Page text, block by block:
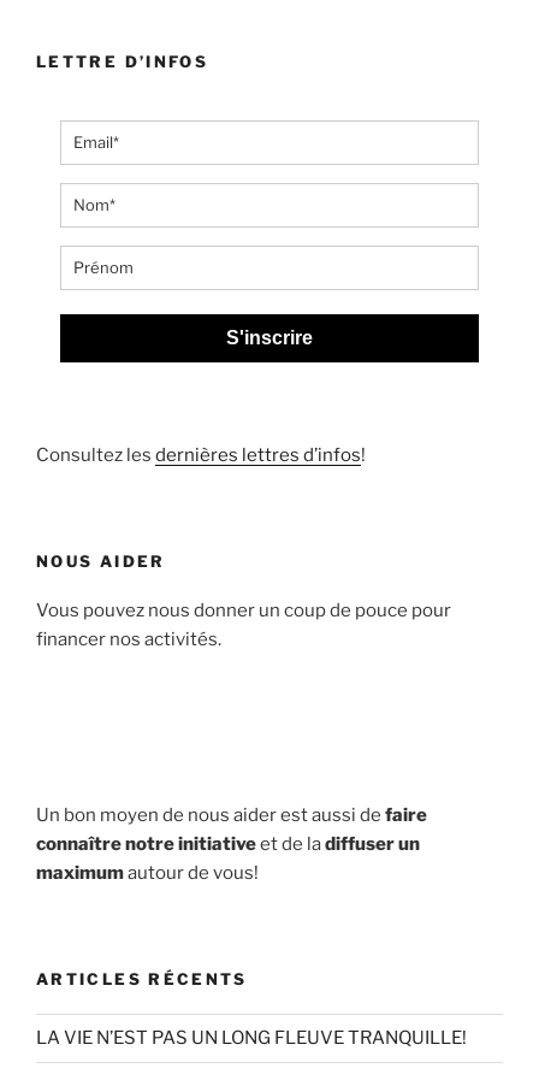
LETTRE D’INFOS
S'inscrire
Consultez les dernières lettres d’infos!
NOUS AIDER
Vous pouvez nous donner un coup de pouce pour
financer nos activités.
Un bon moyen de nous aider est aussi de faire
connaître notre initiativeet de ladiffuser un
maximumautour de vous!
ARTICLES RÉCENTS
LA VIE N’EST PAS UN LONG FLEUVE TRANQUILLE!